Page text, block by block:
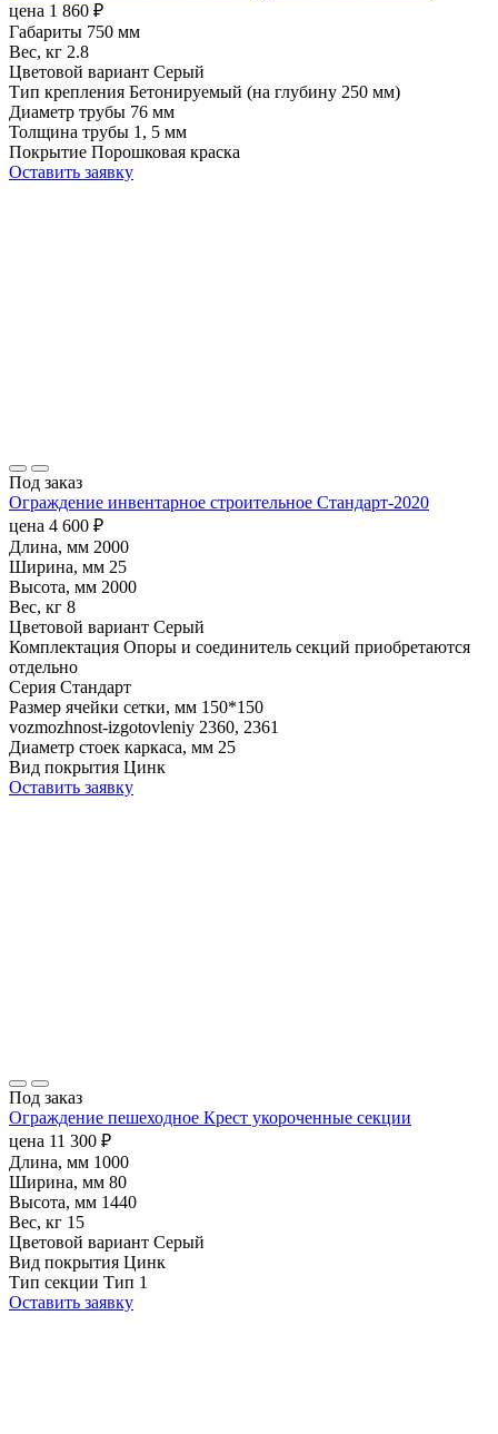
цена 1 860 ₽
Габариты 750 мм
Вес, кг 2.8
Цветовой вариант Серый
Тип крепления Бетонируемый (на глубину 250 мм)
Диаметр трубы 76 мм
Толщина трубы 1, 5 мм
Покрытие Порошковая краска
Оставить заявку
Под заказ
Ограждение инвентарное строительное Стандарт-2020
цена 4 600 ₽
Длина, мм 2000
Ширина, мм 25
Высота, мм 2000
Вес, кг 8
Цветовой вариант Серый
Комплектация Опоры и соединитель секций приобретаются
отдельно
Серия Стандарт
Размер ячейки сетки, мм 150*150
vozmozhnost-izgotovleniy 2360, 2361
Диаметр стоек каркаса, мм 25
Вид покрытия Цинк
Оставить заявку
Под заказ
Ограждение пешеходное Крест укороченные секции
цена 11 300 ₽
Длина, мм 1000
Ширина, мм 80
Высота, мм 1440
Вес, кг 15
Цветовой вариант Серый
Вид покрытия Цинк
Тип секции Тип 1
Оставить заявку